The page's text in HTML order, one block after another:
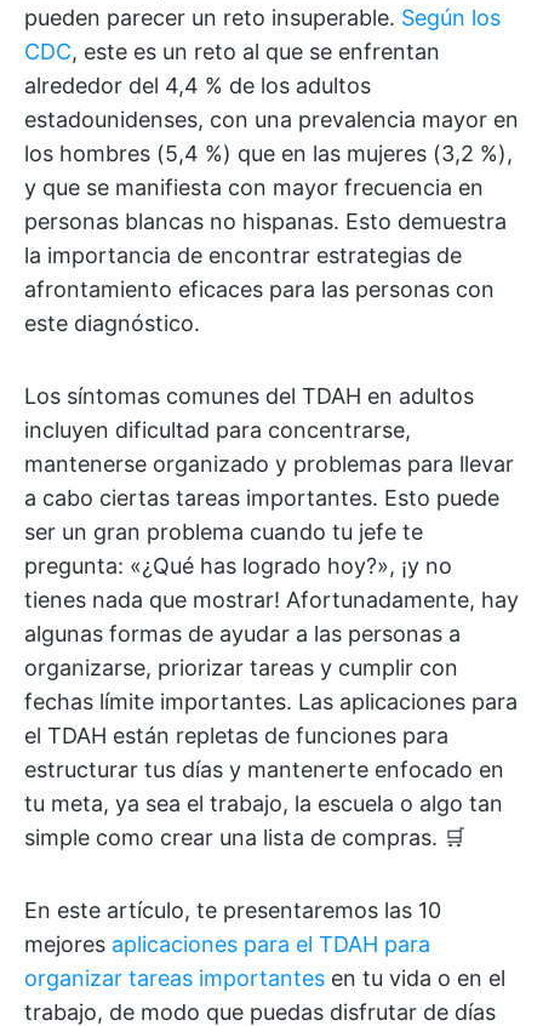
pueden parecer un reto insuperable. Según los
CDC, este es un reto al que se enfrentan
alrededor del 4,4 % de los adultos
estadounidenses, con una prevalencia mayor en
los hombres (5,4 %) que en las mujeres (3,2 %),
y que se manifiesta con mayor frecuencia en
personas blancas no hispanas. Esto demuestra
la importancia de encontrar estrategias de
afrontamiento eficaces para las personas con
este diagnóstico.
Los síntomas comunes del TDAH en adultos
incluyen dificultad para concentrarse,
mantenerse organizado y problemas para llevar
a cabo ciertas tareas importantes. Esto puede
ser un gran problema cuando tu jefe te
pregunta: «¿Qué has logrado hoy?», ¡y no
tienes nada que mostrar! Afortunadamente, hay
algunas formas de ayudar a las personas a
organizarse, priorizar tareas y cumplir con
fechas límite importantes. Las aplicaciones para
el TDAH están repletas de funciones para
estructurar tus días y mantenerte enfocado en
tu meta, ya sea el trabajo, la escuela o algo tan
simple como crear una lista de compras. 🛒
En este artículo, te presentaremos las 10
mejores aplicaciones para el TDAH para
organizar tareas importantes en tu vida o en el
trabajo, de modo que puedas disfrutar de días